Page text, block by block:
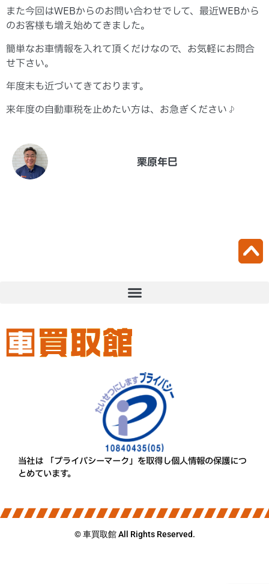
また今回はWEBからのお問い合わせでして、最近WEBから
のお客様も増え始めてきました。
簡単なお車情報を入れて頂くだけなので、お気軽にお問合
せ下さい。
年度末も近づいてきております。
来年度の自動車税を止めたい方は、お急ぎください♪
栗原年巳
当社は 「プライバシーマーク」を取得し個人情報の保護につ
とめています。
© 車買取館 All Rights Reserved.